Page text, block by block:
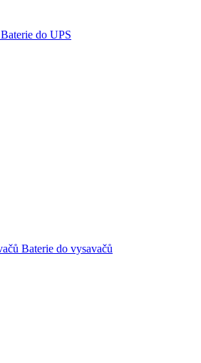
Baterie do UPS
Baterie do vysavačů